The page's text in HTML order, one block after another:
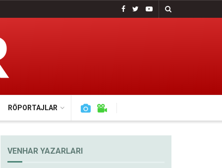
RÖPORTAJLAR
VENHAR YAZARLARI